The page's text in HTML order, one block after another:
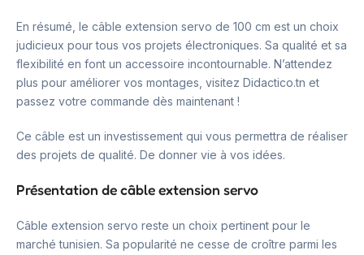
En résumé, le câble extension servo de 100 cm est un choix
judicieux pour tous vos projets électroniques. Sa qualité et sa
flexibilité en font un accessoire incontournable. N’attendez
plus pour améliorer vos montages, visitez Didactico.tn et
passez votre commande dès maintenant !
Ce câble est un investissement qui vous permettra de réaliser
des projets de qualité. De donner vie à vos idées.
Présentation de câble extension servo
Câble extension servo reste un choix pertinent pour le
marché tunisien. Sa popularité ne cesse de croître parmi les